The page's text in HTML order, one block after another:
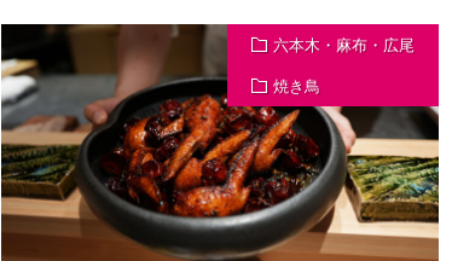
六本木・麻布・広尾
焼き鳥